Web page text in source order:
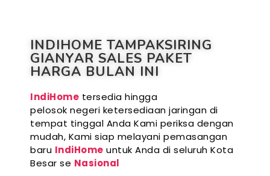
INDIHOME TAMPAKSIRING
GIANYAR SALES PAKET
HARGA BULAN INI
IndiHome tersedia hingga
pelosok negeri ketersediaan jaringan di
tempat tinggal Anda Kami periksa dengan
mudah, Kami siap melayani pemasangan
baru IndiHome untuk Anda di seluruh Kota
Besar se Nasional